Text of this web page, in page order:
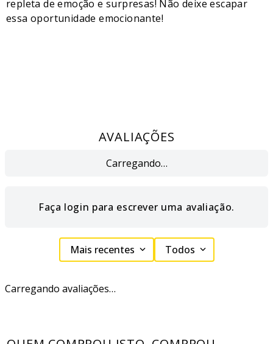
repleta de emoção e surpresas! Não deixe escapar
essa oportunidade emocionante!
AVALIAÇÕES
Carregando…
Faça login para escrever uma avaliação.
Mais recentes Todos
Carregando avaliações…